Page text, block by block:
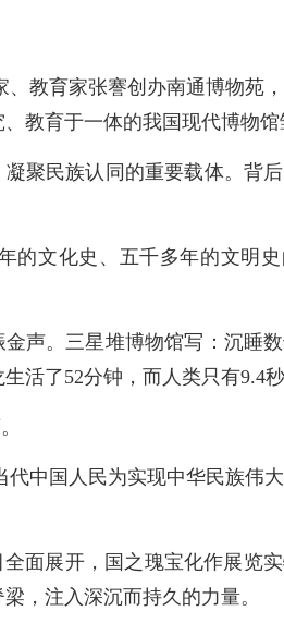
教育家张謇创办南通博物苑
教育于一体的我国现代博物馆
聚民族认同的重要载体。背
的文化史、五千多年的文明
声。三星堆博物馆写：沉睡
活了52分钟，而人类只有9.4秒
中国人民为实现中华民族伟
面展开，国之瑰宝化作展览
，注入深沉而持久的力量。